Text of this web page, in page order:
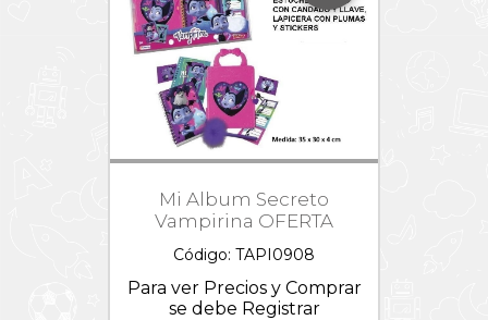
Mi Album Secreto
Vampirina OFERTA
Código: TAPI0908
Para ver Precios y Comprar
se debe Registrar